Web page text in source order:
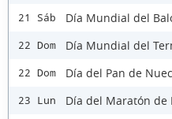
21 Sáb Día Mundial del
22 Dom Día Mundial del
22 Dom Día del Pan de
23 Lun Día del Maratón de